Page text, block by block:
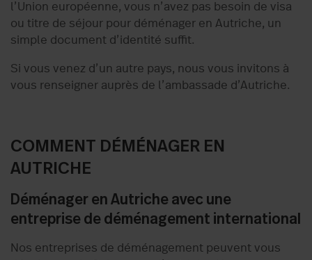
l’Union européenne, vous n’avez pas besoin de visa
ou titre de séjour pour déménager en Autriche, un
simple document d’identité suffit.
Si vous venez d’un autre pays, nous vous invitons à
vous renseigner auprès de l’ambassade d’Autriche.
COMMENT DÉMÉNAGER EN
AUTRICHE
Déménager en Autriche avec une
entreprise de déménagement international
Nos entreprises de déménagement peuvent vous